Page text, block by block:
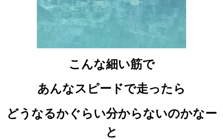
こんな細い筋で
あんなスピードで走ったら
どうなるかぐらい分からないのかなー
と